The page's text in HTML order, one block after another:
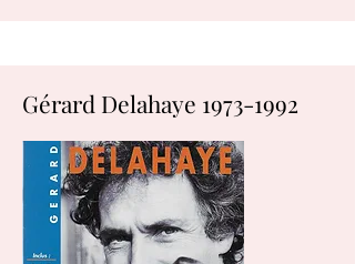
Gérard Delahaye 1973-1992